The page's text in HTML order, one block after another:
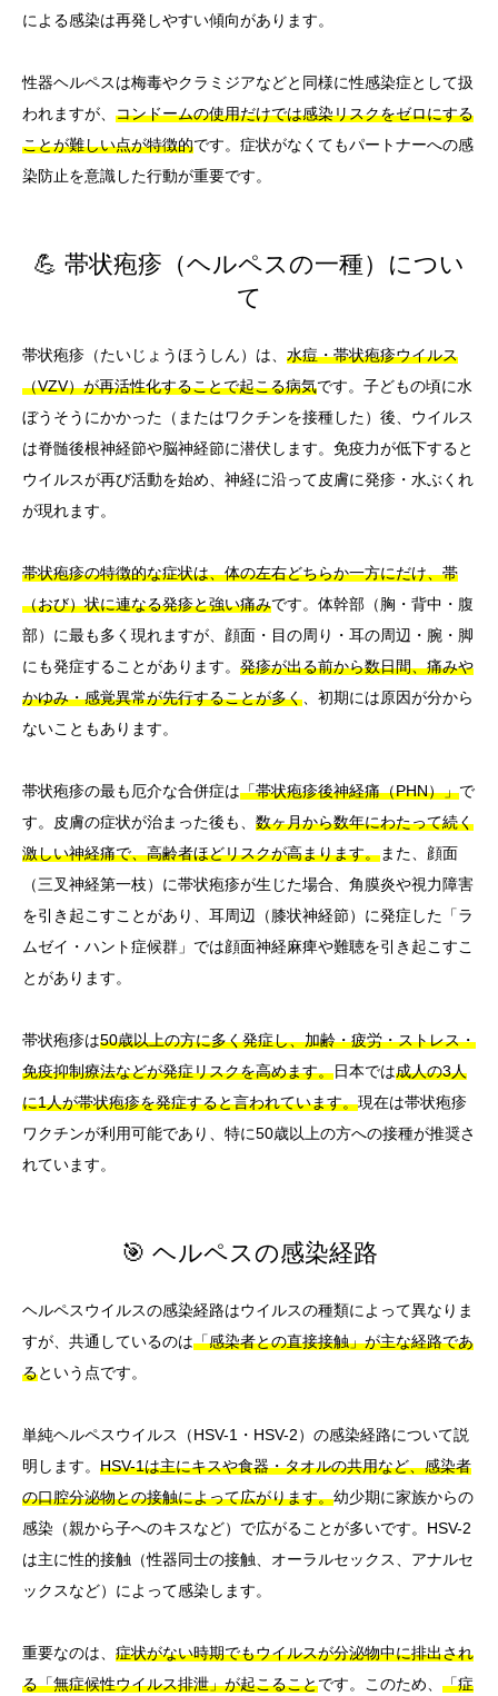
による感染は再発しやすい傾向があります。
性器ヘルペスは梅毒やクラミジアなどと同様に性感染症として扱
われますが、 コンドームの使用だけでは感染リスクをゼロにする
ことが難しい点が特徴的です。症状がなくてもパートナーへの感
染防止を意識した行動が重要です。
💪 帯状疱疹（ヘルペスの一種）につい
て
帯状疱疹（たいじょうほうしん）は、 水痘・帯状疱疹ウイルス
（VZV）が再活性化することで起こる病気です。子どもの頃に水
ぼうそうにかかった（またはワクチンを接種した）後、ウイルス
は脊髄後根神経節や脳神経節に潜伏します。免疫力が低下すると
ウイルスが再び活動を始め、神経に沿って皮膚に発疹・水ぶくれ
が現れます。
帯状疱疹の特徴的な症状は、体の左右どちらか一方にだけ、帯
（おび）状に連なる発疹と強い痛みです。体幹部（胸・背中・腹
部）に最も多く現れますが、顔面・目の周り・耳の周辺・腕・脚
にも発症することがあります。 発疹が出る前から数日間、痛みや
かゆみ・感覚異常が先行することが多く 、初期には原因が分から
ないこともあります。
帯状疱疹の最も厄介な合併症は「帯状疱疹後神経痛（PHN）」で
す。皮膚の症状が治まった後も、 数ヶ月から数年にわたって続く
激しい神経痛で、高齢者ほどリスクが高まります。また、顔面
（三叉神経第一枝）に帯状疱疹が生じた場合、角膜炎や視力障害
を引き起こすことがあり、耳周辺（膝状神経節）に発症した「ラ
ムゼイ・ハント症候群」では顔面神経麻痺や難聴を引き起こすこ
とがあります。
帯状疱疹は50歳以上の方に多く発症し、加齢・疲労・ストレス・
免疫抑制療法などが発症リスクを高めます。日本では成人の3人
に1人が帯状疱疹を発症すると言われています。現在は帯状疱疹
ワクチンが利用可能であり、特に50歳以上の方への接種が推奨さ
れています。
🎯 ヘルペスの感染経路
ヘルペスウイルスの感染経路はウイルスの種類によって異なりま
すが、共通しているのは「感染者との直接接触」が主な経路であ
るという点です。
単純ヘルペスウイルス（HSV-1・HSV-2）の感染経路について説
明します。 HSV-1は主にキスや食器・タオルの共用など、感染者
の口腔分泌物との接触によって広がります。幼少期に家族からの
感染（親から子へのキスなど）で広がることが多いです。HSV-2
は主に性的接触（性器同士の接触、オーラルセックス、アナルセ
ックスなど）によって感染します。
重要なのは、 症状がない時期でもウイルスが分泌物中に排出され
る「無症候性ウイルス排泄」が起こることです。このため、 「症